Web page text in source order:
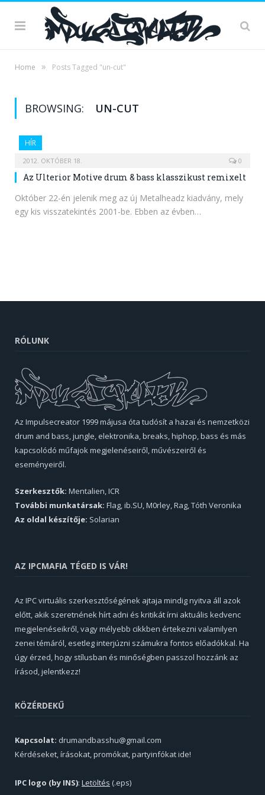
Home » Posts Tagged "un-cut"
BROWSING: UN-CUT
HÍR
2012. OKTÓBER 18. 0
Az Ulterior Motive drum & bass klasszikust remixelt
Október 22-én jelenik meg az új Metalheadz kiadvány, mely
egy kis visszatekintés 2001-be. Ebben az évben…
RÓLUNK
Az Impulsecreator 1999 májusa óta tudósít a hazai és nemzetközi
drum and bass, jungle, elektronika, breaks, hiphop, bass és más
kapcsolódó műfajok megjelenéseiről, művészeiről és
eseményeiről.
Szerkesztők: Mentalien, ICR
További munkatársak: Flag, ib.SU, M0rley, Rag, Tóth Veronika
Az oldal készítője: Solarian
AZ IPCMAFIA TÉGED IS VÁR!
Az IPC virtuális szerkesztőségének ajtaja mindig nyitva áll azok
előtt, akik szeretnének hírt adni és kritikát írni aktuális kedvenc
megjelenéseikről, vagy mélyebb cikkben értekezni valamilyen
zenei témáról, esetleg interjúzni számukra fontos előadókkal. Ha
úgy érzed, hogy stílusban és minőségben passzol hozzánk az
írásod, jelentkezz!
KÖZÉRDEKŰ
Kapcsolat: drumandbasshu@gmail.com
Kérdéseket, írásokat, promókat, partyinfókat ide!
IPC logo (by INS): Letöltés (.eps)